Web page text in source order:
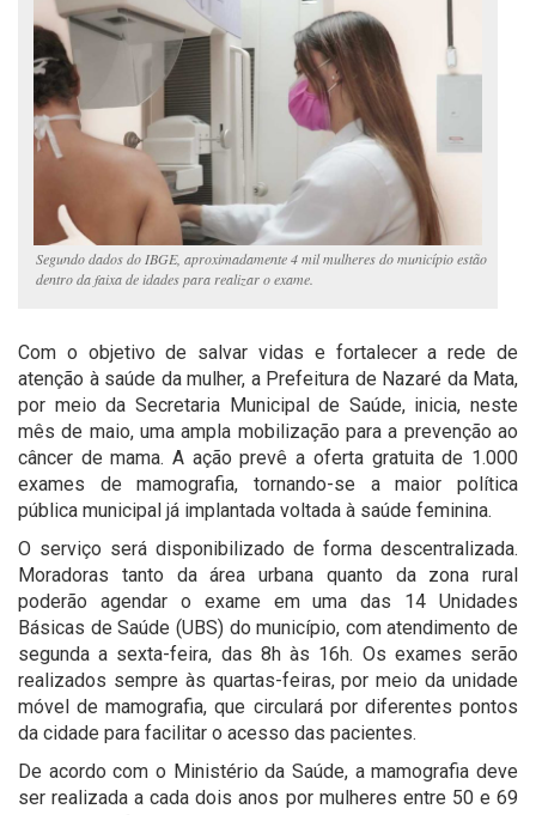
Segundo dados do IBGE, aproximadamente 4 mil mulheres do município estão
dentro da faixa de idades para realizar o exame.
Com o objetivo de salvar vidas e fortalecer a rede de
atenção à saúde da mulher, a Prefeitura de Nazaré da Mata,
por meio da Secretaria Municipal de Saúde, inicia, neste
mês de maio, uma ampla mobilização para a prevenção ao
câncer de mama. A ação prevê a oferta gratuita de 1.000
exames de mamografia, tornando-se a maior política
pública municipal já implantada voltada à saúde feminina.
O serviço será disponibilizado de forma descentralizada.
Moradoras tanto da área urbana quanto da zona rural
poderão agendar o exame em uma das 14 Unidades
Básicas de Saúde (UBS) do município, com atendimento de
segunda a sexta-feira, das 8h às 16h. Os exames serão
realizados sempre às quartas-feiras, por meio da unidade
móvel de mamografia, que circulará por diferentes pontos
da cidade para facilitar o acesso das pacientes.
De acordo com o Ministério da Saúde, a mamografia deve
ser realizada a cada dois anos por mulheres entre 50 e 69